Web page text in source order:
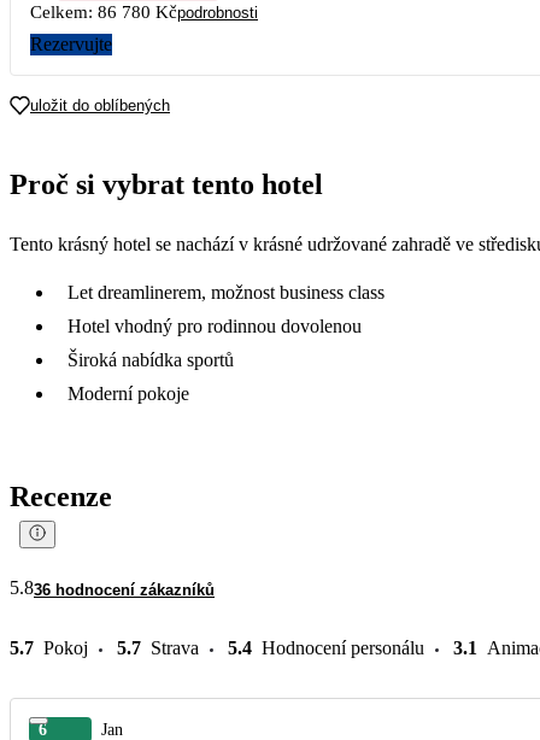
Celkem: 86 780 Kčpodrobnosti
Rezervujte
uložit do oblíbených
Proč si vybrat tento hotel
Tento krásný hotel se nachází v krásné udržované zahradě ve
Let dreamlinerem, možnost business class
Hotel vhodný pro rodinnou dovolenou
Široká nabídka sportů
Moderní pokoje
Recenze
5.836 hodnocení zákazníků
5.7 Pokoj 5.7 Strava 5.4 Hodnocení personálu 3.1
6 Jan